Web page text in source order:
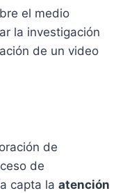
el medio
la investigación
de un video
de
de
capta la atención